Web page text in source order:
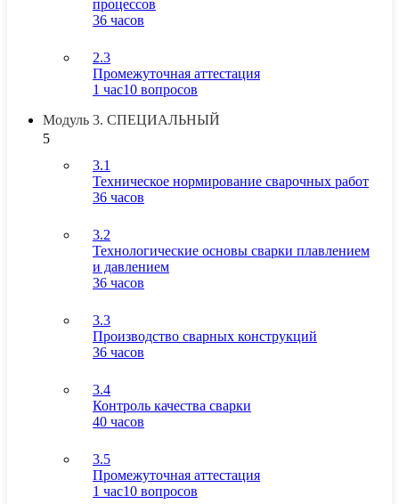
процессов
36 часов
2.3
Промежуточная аттестация
1 час10 вопросов
Модуль 3. СПЕЦИАЛЬНЫЙ
5
3.1
Техническое нормирование сварочных работ
36 часов
3.2
Технологические основы сварки плавлением
и давлением
36 часов
3.3
Производство сварных конструкций
36 часов
3.4
Контроль качества сварки
40 часов
3.5
Промежуточная аттестация
1 час10 вопросов